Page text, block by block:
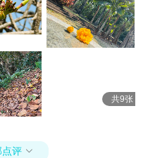
共9张
评 